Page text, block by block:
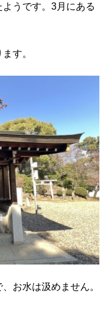
うです。3月にある
す。
お水は汲めません。